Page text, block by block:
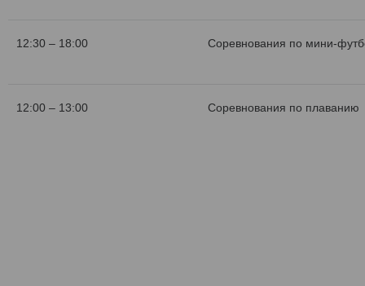
12:30 – 18:00 Соревнования по мини-
12:00 – 13:00 Соревнования по плаванию